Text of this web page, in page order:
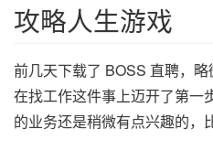
攻略人生游戏
前几天下载了 BOSS 直聘，
在找工作这件事上迈开了第一
的业务还是稍微有点兴趣的，